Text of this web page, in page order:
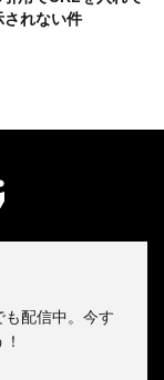
されない件
配信中。今す